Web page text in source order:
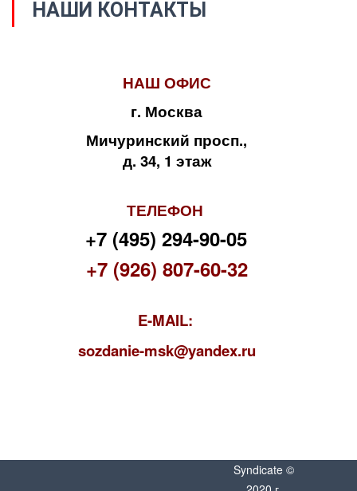
НАШИ КОНТАКТЫ
НАШ ОФИС
г. Москва
Мичуринский просп.,
д. 34, 1 этаж
ТЕЛЕФОН
+7 (495) 294-90-05
+7 (926) 807-60-32
E-MAIL:
sozdanie-msk@yandex.ru
Syndicate ©